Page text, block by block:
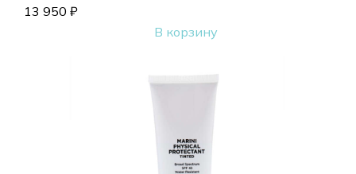
13 950 ₽
В корзину